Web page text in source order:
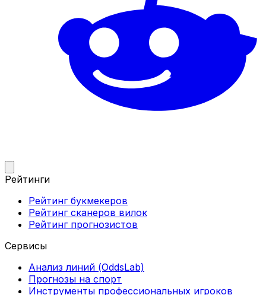
Рейтинги
Рейтинг букмекеров
Рейтинг сканеров вилок
Рейтинг прогнозистов
Сервисы
Анализ линий (OddsLab)
Прогнозы на спорт
Инструменты профессиональных игроков